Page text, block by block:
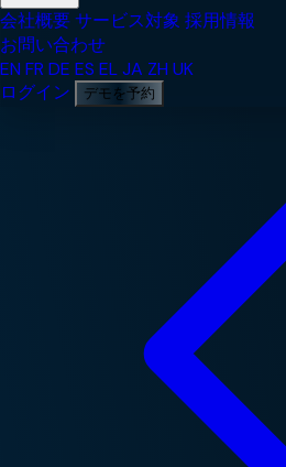
会社概要サービス対象 採用情報
お問い合わせ
EN FR DE ES ELJA ZH UK
ログイン
デモを予約